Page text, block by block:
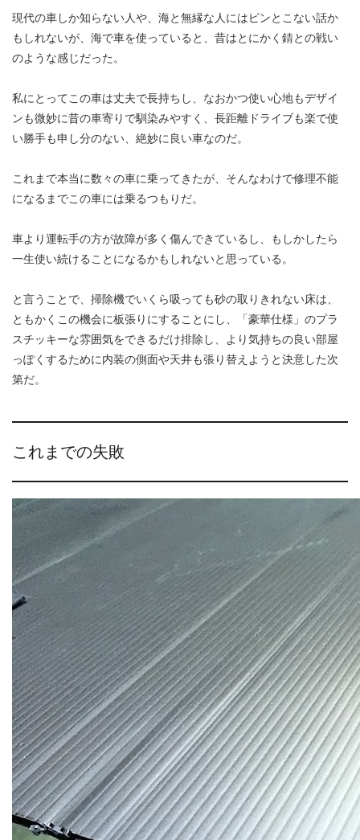
現代の車しか知らない人や、海と無縁な人にはピンとこない話か
もしれないが、海で車を使っていると、昔はとにかく錆との戦い
のような感じだった。
私にとってこの車は丈夫で長持ちし、なおかつ使い心地もデザイ
ンも微妙に昔の車寄りで馴染みやすく、長距離ドライブも楽で使
い勝手も申し分のない、絶妙に良い車なのだ。
これまで本当に数々の車に乗ってきたが、そんなわけで修理不能
になるまでこの車には乗るつもりだ。
車より運転手の方が故障が多く傷んできているし、もしかしたら
一生使い続けることになるかもしれないと思っている。
と言うことで、掃除機でいくら吸っても砂の取りきれない床は、
ともかくこの機会に板張りにすることにし、「豪華仕様」のプラ
スチッキーな雰囲気をできるだけ排除し、より気持ちの良い部屋
っぽくするために内装の側面や天井も張り替えようと決意した次
第だ。
これまでの失敗